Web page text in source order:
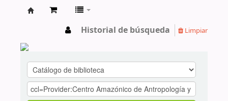
Historial de búsqueda Limpiar